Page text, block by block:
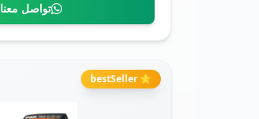
تواصل معنا
⭐ bestSeller